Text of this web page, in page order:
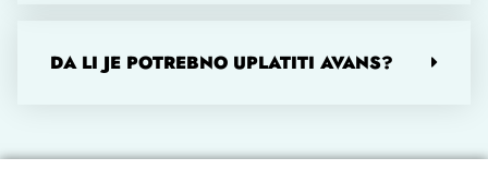
DA LI JE POTREBNO UPLATITI AVANS?